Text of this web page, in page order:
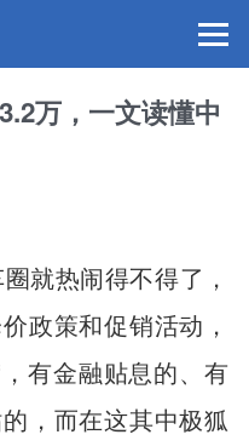
万，一文读懂中
就热闹得不得了，
政策和促销活动，
有金融贴息的、有
，而在这其中极狐